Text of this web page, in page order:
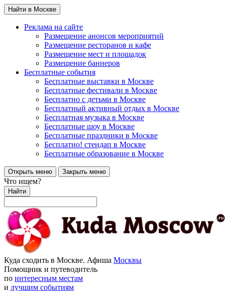
Найти в Москве
Реклама на сайте
Размещение анонсов мероприятий
Размещение ресторанов и кафе
Размещение мест и площадок
Размещение баннеров
Бесплатные события
Бесплатные выставки в Москве
Бесплатные фестивали в Москве
Бесплатно с детьми в Москве
Бесплатный активный отдых в Москве
Бесплатная музыка в Москве
Бесплатные шоу в Москве
Бесплатные праздники в Москве
Бесплатно! стендап в Москве
Бесплатные образование в Москве
Открыть меню Закрыть меню
Что ищем?
Найти
Куда сходить в Москве. Афиша Москвы
Помощник и путеводитель
по интересным местам
и лучшим событиям